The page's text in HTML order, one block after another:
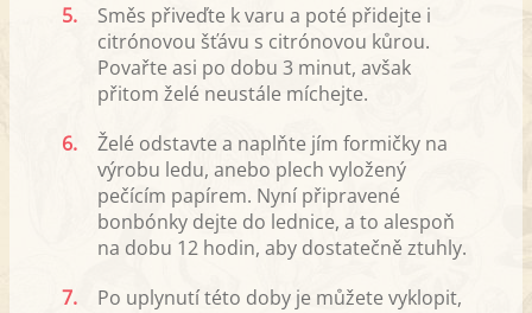
5.
Směs přiveďte k varu a poté přidejte i
citrónovou šťávu s citrónovou kůrou.
Povařte asi po dobu 3 minut, avšak
přitom želé neustále míchejte.
6.
Želé odstavte a naplňte jím formičky na
výrobu ledu, anebo plech vyložený
pečícím papírem. Nyní připravené
bonbónky dejte do lednice, a to alespoň
na dobu 12 hodin, aby dostatečně ztuhly.
7.
Po uplynutí této doby je můžete vyklopit,